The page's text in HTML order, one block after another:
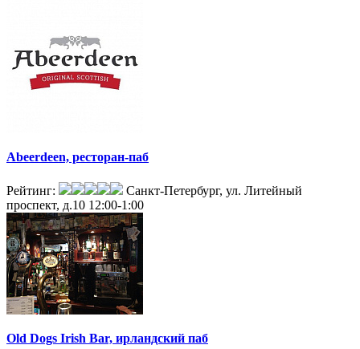
Abeerdeen, ресторан-паб
Рейтинг:
Санкт-Петербург, ул. Литейный
проспект, д.10 12:00-1:00
Old Dogs Irish Bar, ирландский паб